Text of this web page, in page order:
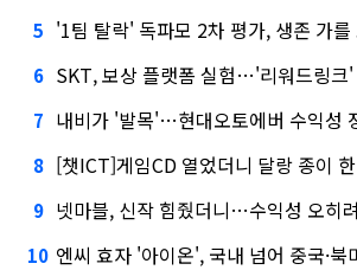
5 '1팀 탈락' 독파모 2차 평가, 생존 가를
6 SKT, 보상 플랫폼 실험…'리워드링크'
7 내비가 '발목'…현대오토에버 수익성
8 [챗ICT]게임CD 열었더니 달랑 종이
9 넷마블, 신작 힘줬더니…수익성 오히
10 엔씨 효자 '아이온', 국내 넘어 중국·북